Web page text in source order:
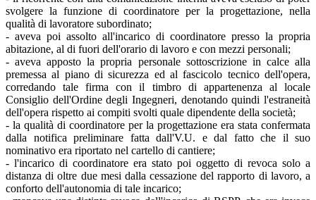
svolgere la funzione di coordinatore per la progettazione, nella
qualità di lavoratore subordinato;
- aveva poi assolto all'incarico di coordinatore presso la propria
abitazione, al di fuori dell'orario di lavoro e con mezzi personali;
- aveva apposto la propria personale sottoscrizione in calce alla
premessa al piano di sicurezza ed al fascicolo tecnico dell'opera,
corredando tale firma con il timbro di appartenenza al locale
Consiglio dell'Ordine degli Ingegneri, denotando quindi l'estraneità
dell'opera rispetto ai compiti svolti quale dipendente della società;
- la qualità di coordinatore per la progettazione era stata confermata
dalla notifica preliminare fatta dall'V.U. e dal fatto che il suo
nominativo era riportato nel cartello di cantiere;
- l'incarico di coordinatore era stato poi oggetto di revoca solo a
distanza di oltre due mesi dalla cessazione del rapporto di lavoro, a
conforto dell'autonomia di tale incarico;